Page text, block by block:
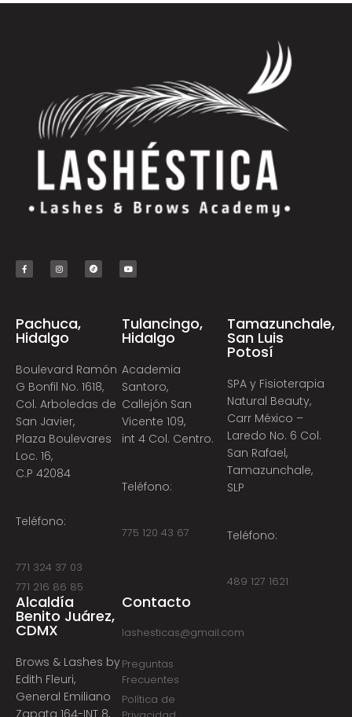
Pachuca,
Hidalgo
Boulevard Ramón
G Bonfil No. 1618,
Col. Arboledas de
San Javier,
Plaza Boulevares
Loc. 16,
C.P 42084
Teléfono:
771 324 37 03
771 216 86 85
Tulancingo,
Hidalgo
Academia
Santoro,
Callejón San
Vicente 109,
int 4 Col. Centro.
Teléfono:
775 120 43 67
Tamazunchale,
San Luis
Potosí
SPA y Fisioterapia
Natural Beauty,
Carr México –
Laredo No. 6 Col.
San Rafael,
Tamazunchale,
SLP
Teléfono:
489 127 1621
Alcaldía
Benito Juárez,
CDMX
Brows & Lashes by
Edith Fleuri,
General Emiliano
Contacto
lashesticas@gmail.com
Preguntas
Frecuentes
Política de